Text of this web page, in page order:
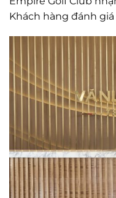
Khách hàng đánh